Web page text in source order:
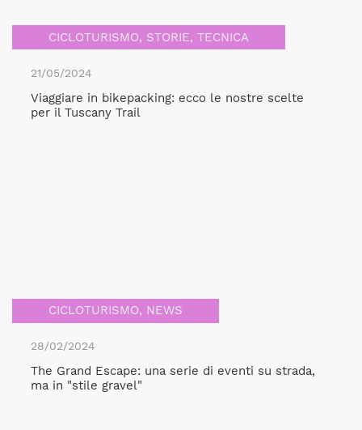
CICLOTURISMO, STORIE, TECNICA
21/05/2024
Viaggiare in bikepacking: ecco le nostre scelte
per il Tuscany Trail
CICLOTURISMO, NEWS
28/02/2024
The Grand Escape: una serie di eventi su strada,
ma in "stile gravel"